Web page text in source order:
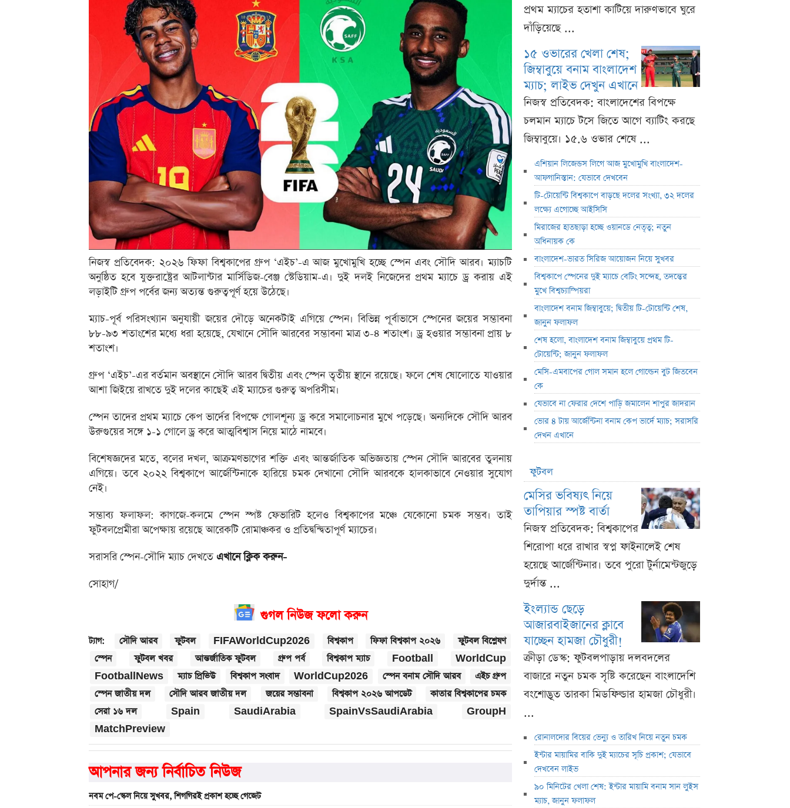
নিজস্ব প্রতিবেদক: ২০২৬ ফিফা বিশ্বকাপের গ্রুপ ‘এইচ’-এ আজ মুখোমুখি হচ্ছে স্পেন এবং সৌদি আরব। ম্যাচটি
অনুষ্ঠিত হবে যুক্তরাষ্ট্রের আটলান্টার মার্সিডিজ-বেঞ্জ স্টেডিয়াম-এ। দুই দলই নিজেদের প্রথম ম্যাচে ড্র করায় এই
লড়াইটি গ্রুপ পর্বের জন্য অত্যন্ত গুরুত্বপূর্ণ হয়ে উঠেছে।
ম্যাচ-পূর্ব পরিসংখ্যান অনুযায়ী জয়ের দৌড়ে অনেকটাই এগিয়ে স্পেন। বিভিন্ন পূর্বাভাসে স্পেনের জয়ের সম্ভাবনা
৮৮-৯৩ শতাংশের মধ্যে ধরা হয়েছে, যেখানে সৌদি আরবের সম্ভাবনা মাত্র ৩-৪ শতাংশ। ড্র হওয়ার সম্ভাবনা প্রায় ৮
শতাংশ।
গ্রুপ ‘এইচ’-এর বর্তমান অবস্থানে সৌদি আরব দ্বিতীয় এবং স্পেন তৃতীয় স্থানে রয়েছে। ফলে শেষ ষোলোতে যাওয়ার
আশা জিইয়ে রাখতে দুই দলের কাছেই এই ম্যাচের গুরুত্ব অপরিসীম।
স্পেন তাদের প্রথম ম্যাচে কেপ ভার্দের বিপক্ষে গোলশূন্য ড্র করে সমালোচনার মুখে পড়েছে। অন্যদিকে সৌদি আরব
উরুগুয়ের সঙ্গে ১-১ গোলে ড্র করে আত্মবিশ্বাস নিয়ে মাঠে নামবে।
বিশেষজ্ঞদের মতে, বলের দখল, আক্রমণভাগের শক্তি এবং আন্তর্জাতিক অভিজ্ঞতায় স্পেন সৌদি আরবের তুলনায়
এগিয়ে। তবে ২০২২ বিশ্বকাপে আর্জেন্টিনাকে হারিয়ে চমক দেখানো সৌদি আরবকে হালকাভাবে নেওয়ার সুযোগ
নেই।
সম্ভাব্য ফলাফল: কাগজে-কলমে স্পেন স্পষ্ট ফেভারিট হলেও বিশ্বকাপের মঞ্চে যেকোনো চমক সম্ভব। তাই
ফুটবলপ্রেমীরা অপেক্ষায় রয়েছে আরেকটি রোমাঞ্চকর ও প্রতিদ্বন্দ্বিতাপূর্ণ ম্যাচের।
সরাসরি স্পেন-সৌদি ম্যাচ দেখতে এখানে ক্লিক করুন-
সোহাগ/
গুগল নিউজ ফলো করুন
ট্যাগ: সৌদি আরব ফুটবল FIFAWorldCup2026 বিশ্বকাপ ফিফা বিশ্বকাপ ২০২৬
ফুটবল বিশ্লেষণ
স্পেন
ফুটবল খবর আন্তর্জাতিক ফুটবল গ্রুপ পর্ব বিশ্বকাপ ম্যাচ Football
WorldCup
FootballNews
ম্যাচ প্রিভিউ বিশ্বকাপ সংবাদ WorldCup2026 স্পেন বনাম সৌদি আরব
এইচ গ্রুপ
স্পেন জাতীয় দল
সৌদি আরব জাতীয় দল জয়ের সম্ভাবনা বিশ্বকাপ ২০২৬ আপডেট
কাতার বিশ্বকাপের চমক
সেরা ১৬ দল
Spain SaudiArabia SpainVsSaudiArabia
GroupH
MatchPreview
আপনার জন্য নির্বাচিত নিউজ
নবম পে-স্কেল নিয়ে সুখবর, শিগগিরই প্রকাশ হচ্ছে গেজেট
প্রথম ম্যাচের হতাশা কাটিয়ে দারুণভাবে ঘুরে
দাঁড়িয়েছে ...
১৫ ওভারের খেলা শেষ;
জিম্বাবুয়ে বনাম বাংলাদেশ
ম্যাচ; লাইভ দেখুন এখানে
নিজস্ব প্রতিবেদক: বাংলাদেশের বিপক্ষে
চলমান ম্যাচে টসে জিতে আগে ব্যাটিং করছে
জিম্বাবুয়ে। ১৫.৬ ওভার শেষে ...
এশিয়ান লিজেন্ডস লিগে আজ মুখোমুখি বাংলাদেশ-
আফগানিস্তান: যেভাবে দেখবেন
টি-টোয়েন্টি বিশ্বকাপে বাড়ছে দলের সংখ্যা, ৩২ দলের
লক্ষ্যে এগোচ্ছে আইসিসি
মিরাজের হাতছাড়া হচ্ছে ওয়ানডে নেতৃত্ব; নতুন
অধিনায়ক কে
বাংলাদেশ-ভারত সিরিজ আয়োজন নিয়ে সুখবর
বিশ্বকাপে স্পেনের দুই ম্যাচে বেটিং সন্দেহ, তদন্তের
মুখে বিশ্বচ্যাম্পিয়রা
বাংলাদেশ বনাম জিম্বাবুয়ে; দ্বিতীয় টি-টোয়েন্টি শেষ,
জানুন ফলাফল
শেষ হলো, বাংলাদেশ বনাম জিম্বাবুয়ে প্রথম টি-
টোয়েন্টি; জানুন ফলাফল
মেসি-এমবাপের গোল সমান হলে গোল্ডেন বুট জিতবেন
কে
যেভাবে না ফেরার দেশে পাড়ি জমালেন শাপুর জাদরান
ভোর ৪ টায় আর্জেন্টিনা বনাম কেপ ভার্দে ম্যাচ; সরাসরি
দেখন এখানে
ফুটবল
মেসির ভবিষ্যৎ নিয়ে
তাপিয়ার স্পষ্ট বার্তা
নিজস্ব প্রতিবেদক: বিশ্বকাপের
শিরোপা ধরে রাখার স্বপ্ন ফাইনালেই শেষ
হয়েছে আর্জেন্টিনার। তবে পুরো টুর্নামেন্টজুড়ে
দুর্দান্ত ...
ইংল্যান্ড ছেড়ে
আজারবাইজানের ক্লাবে
যাচ্ছেন হামজা চৌধুরী!
ক্রীড়া ডেস্ক: ফুটবলপাড়ায় দলবদলের
বাজারে নতুন চমক সৃষ্টি করেছেন বাংলাদেশি
বংশোদ্ভূত তারকা মিডফিল্ডার হামজা চৌধুরী।
...
রোনালদোর বিয়ের ভেন্যু ও তারিখ নিয়ে নতুন চমক
ইন্টার মায়ামির বাকি দুই ম্যাচের সূচি প্রকাশ; যেভাবে
দেখবেন লাইভ
৯০ মিনিটের খেলা শেষ: ইন্টার মায়ামি বনাম সান লুইস
ম্যাচ, জানুন ফলাফল